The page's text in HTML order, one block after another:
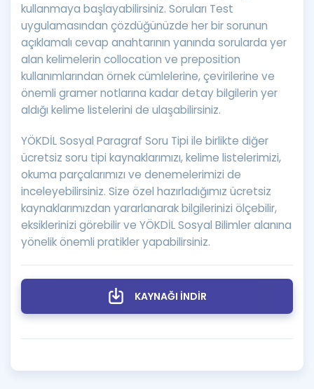
kullanmaya başlayabilirsiniz. Soruları Test
uygulamasından çözdüğünüzde her bir sorunun
açıklamalı cevap anahtarının yanında sorularda yer
alan kelimelerin collocation ve preposition
kullanımlarından örnek cümlelerine, çevirilerine ve
önemli gramer notlarına kadar detay bilgilerin yer
aldığı kelime listelerini de ulaşabilirsiniz.
YÖKDİL Sosyal Paragraf Soru Tipi ile birlikte diğer
ücretsiz soru tipi kaynaklarımızı, kelime listelerimizi,
okuma parçalarımızı ve denemelerimizi de
inceleyebilirsiniz. Size özel hazırladığımız ücretsiz
kaynaklarımızdan yararlanarak bilgilerinizi ölçebilir,
eksiklerinizi görebilir ve YÖKDİL Sosyal Bilimler alanına
yönelik önemli pratikler yapabilirsiniz.
KAYNAĞI İNDİR